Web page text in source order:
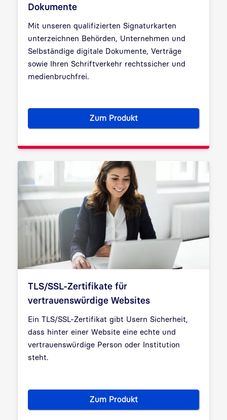
Dokumente
Mit unseren qualifizierten Signaturkarten
unterzeichnen Behörden, Unternehmen und
Selbständige digitale Dokumente, Verträge
sowie Ihren Schriftverkehr rechtssicher und
medienbruchfrei.
Zum ProduktSignaturkarten: Sicherheit für
TLS/SSL-Zertifikate für
vertrauenswürdige Websites
Ein TLS/SSL-Zertifikat gibt Usern Sicherheit,
dass hinter einer Website eine echte und
vertrauenswürdige Person oder Institution
steht.
Zum ProduktTLS/SSL-Zertifikate für